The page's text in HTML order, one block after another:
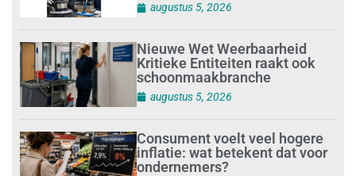
augustus 5, 2026
Nieuwe Wet Weerbaarheid
Kritieke Entiteiten raakt ook
schoonmaakbranche
augustus 5, 2026
Consument voelt veel hogere
inflatie: wat betekent dat voor
ondernemers?